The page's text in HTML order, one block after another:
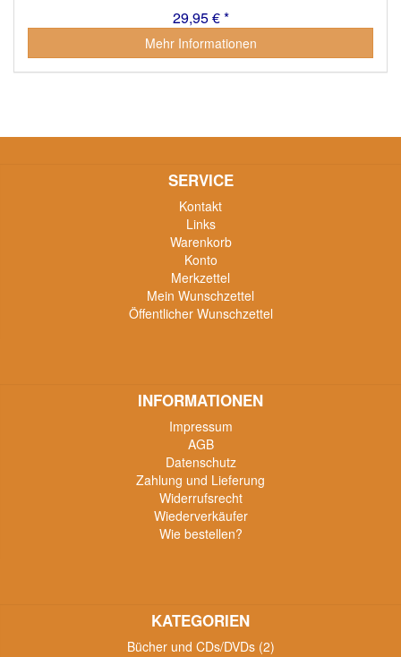
29,95 € *
Mehr Informationen
SERVICE
Kontakt
Links
Warenkorb
Konto
Merkzettel
Mein Wunschzettel
Öffentlicher Wunschzettel
INFORMATIONEN
Impressum
AGB
Datenschutz
Zahlung und Lieferung
Widerrufsrecht
Wiederverkäufer
Wie bestellen?
KATEGORIEN
Bücher und CDs/DVDs (2)